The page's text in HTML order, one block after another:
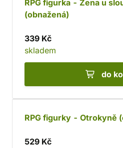
RPG figurka - Žena u
(obnažená)
339 Kč
skladem
do
RPG figurky - Otrokyně
529 Kč